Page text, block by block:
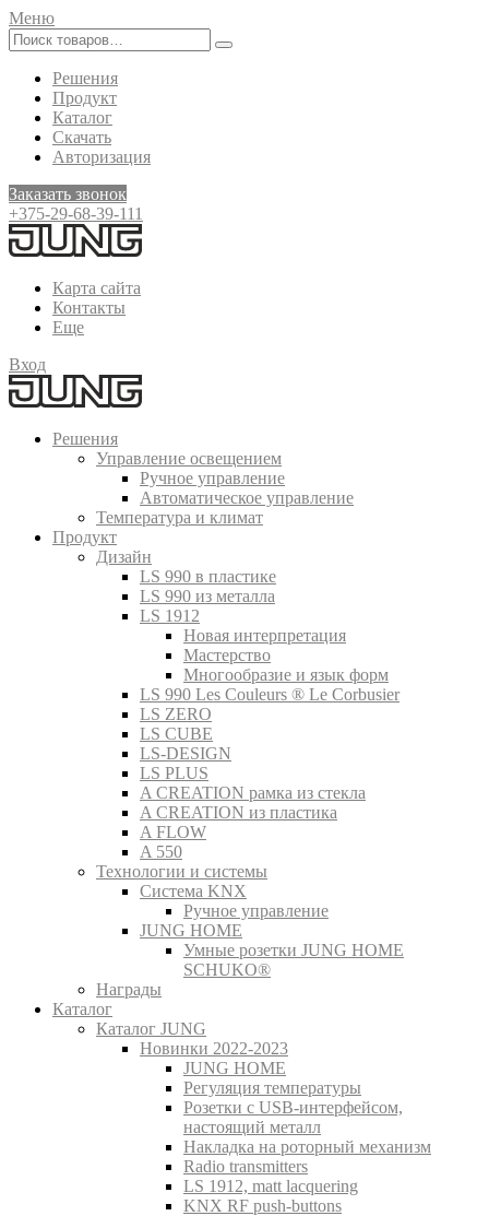
Меню
Решения
Продукт
Каталог
Скачать
Авторизация
Заказать звонок
+375-29-68-39-111
Карта сайта
Контакты
Еще
Вход
Решения
Управление освещением
Ручное управление
Автоматическое управление
Температура и климат
Продукт
Дизайн
LS 990 в пластике
LS 990 из металла
LS 1912
Новая интерпретация
Мастерство
Многообразие и язык форм
LS 990 Les Couleurs ® Le Corbusier
LS ZERO
LS CUBE
LS-DESIGN
LS PLUS
A CREATION рамка из стекла
A CREATION из пластика
A FLOW
A 550
Технологии и системы
Система KNX
Ручное управление
JUNG HOME
Умные розетки JUNG HOME
SCHUKO®
Награды
Каталог
Каталог JUNG
Новинки 2022-2023
JUNG HOME
Регуляция температуры
Розетки с USB-интерфейсом,
настоящий металл
Накладка на роторный механизм
Radio transmitters
LS 1912, matt lacquering
KNX RF push-buttons